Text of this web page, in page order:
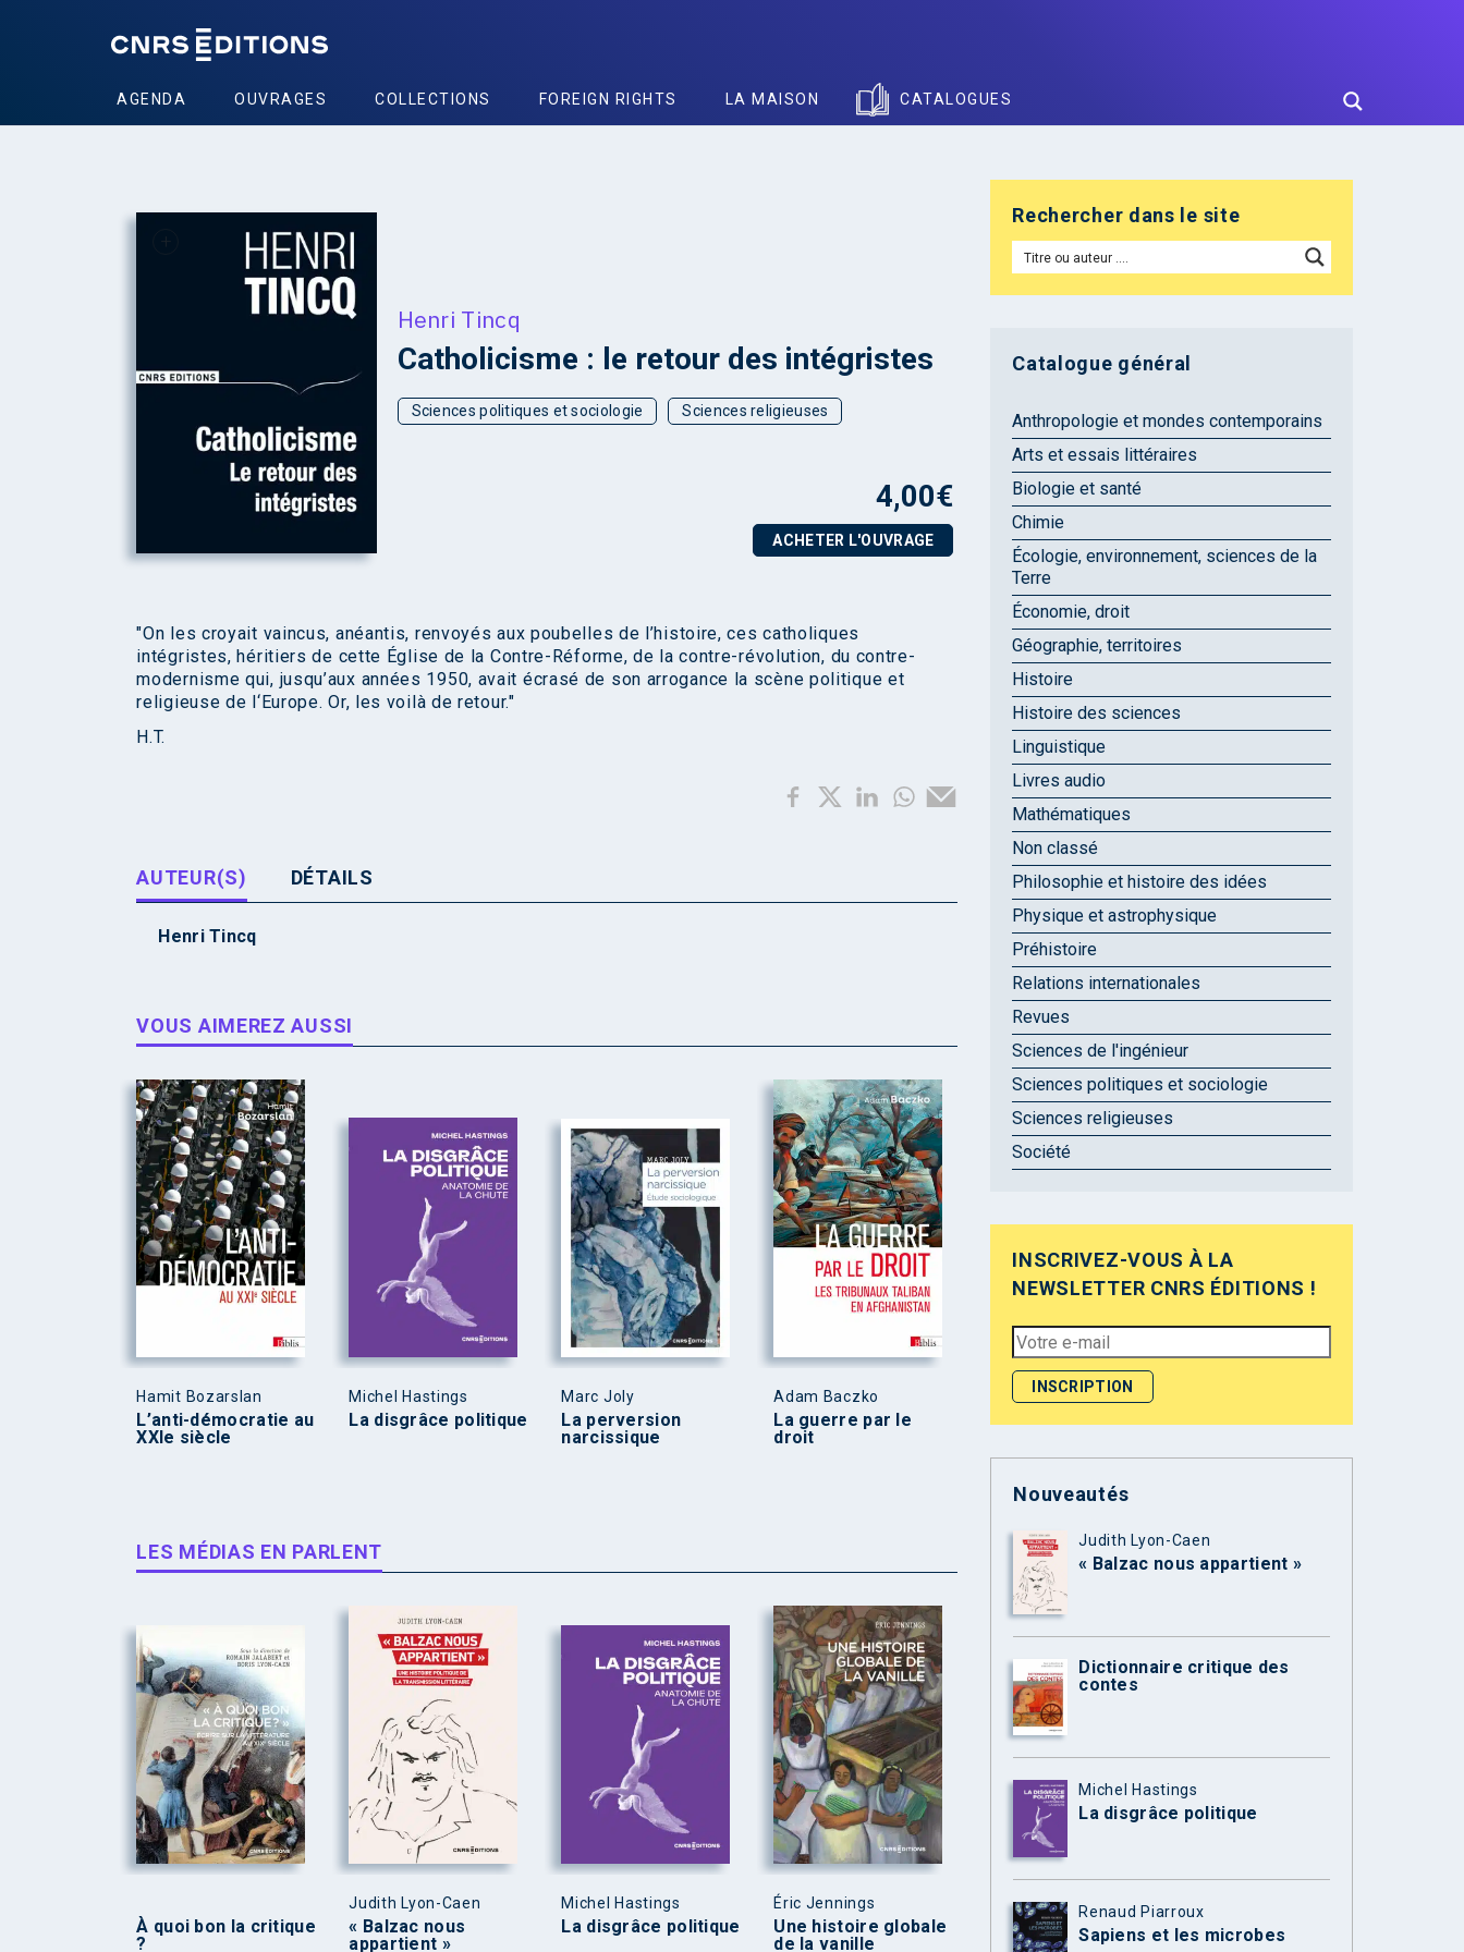
AGENDA OUVRAGES COLLECTIONS FOREIGN RIGHTS LA MAISON CATALOGUES
+
Henri Tincq
Catholicisme : le retour des intégristes
Sciences politiques et sociologie Sciences religieuses
4,00€
ACHETER L'OUVRAGE
"On les croyait vaincus, anéantis, renvoyés aux poubelles de l’histoire, ces catholiques
intégristes, héritiers de cette Église de la Contre-Réforme, de la contre-révolution, du contre-
modernisme qui, jusqu’aux années 1950, avait écrasé de son arrogance la scène politique et
religieuse de l‘Europe. Or, les voilà de retour."
H.T.
AUTEUR(S) DÉTAILS
Henri Tincq
VOUS AIMEREZ AUSSI
Hamit Bozarslan
L’anti-démocratie au
XXIe siècle
Michel Hastings
La disgrâce politique
Marc Joly
La perversion
narcissique
Adam Baczko
La guerre par le
droit
LES MÉDIAS EN PARLENT
À quoi bon la critique
?
Judith Lyon-Caen
« Balzac nous
appartient »
Michel Hastings
La disgrâce politique
Éric Jennings
Une histoire globale
de la vanille
Rechercher dans le site
Catalogue général
Anthropologie et mondes contemporains
Arts et essais littéraires
Biologie et santé
Chimie
Écologie, environnement, sciences de la
Terre
Économie, droit
Géographie, territoires
Histoire
Histoire des sciences
Linguistique
Livres audio
Mathématiques
Non classé
Philosophie et histoire des idées
Physique et astrophysique
Préhistoire
Relations internationales
Revues
Sciences de l'ingénieur
Sciences politiques et sociologie
Sciences religieuses
Société
INSCRIVEZ-VOUS À LA
NEWSLETTER CNRS ÉDITIONS !
Nouveautés
Judith Lyon-Caen
« Balzac nous appartient »
Dictionnaire critique des
contes
Michel Hastings
La disgrâce politique
Renaud Piarroux
Sapiens et les microbes